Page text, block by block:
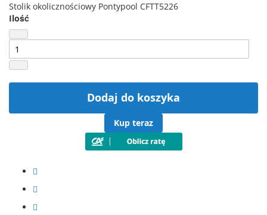
Stolik okolicznościowy Pontypool CFTT5226
Ilość
Dodaj do koszyka
Kup teraz